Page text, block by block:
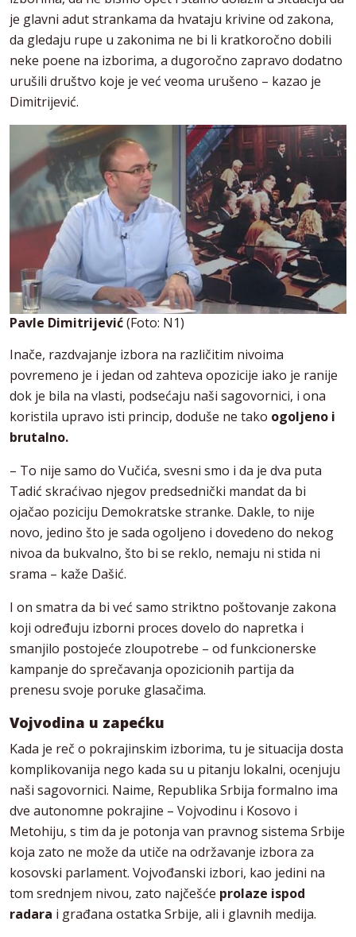
je glavni adut strankama da hvataju krivine od zakona,
da gledaju rupe u zakonima ne bi li kratkoročno dobili
neke poene na izborima, a dugoročno zapravo dodatno
urušili društvo koje je već veoma urušeno – kazao je
Dimitrijević.
Pavle Dimitrijević(Foto: N1)
Inače, razdvajanje izbora na različitim nivoima
povremeno je i jedan od zahteva opozicije iako je ranije
dok je bila na vlasti, podsećaju naši sagovornici, i ona
koristila upravo isti princip, doduše ne tako ogoljeno i
brutalno.
– To nije samo do Vučića, svesni smo i da je dva puta
Tadić skraćivao njegov predsednički mandat da bi
ojačao poziciju Demokratske stranke. Dakle, to nije
novo, jedino što je sada ogoljeno i dovedeno do nekog
nivoa da bukvalno, što bi se reklo, nemaju ni stida ni
srama – kaže Dašić.
I on smatra da bi već samo striktno poštovanje zakona
koji određuju izborni proces dovelo do napretka i
smanjilo postojeće zloupotrebe – od funkcionerske
kampanje do sprečavanja opozicionih partija da
prenesu svoje poruke glasačima.
Vojvodina u zapećku
Kada je reč o pokrajinskim izborima, tu je situacija dosta
komplikovanija nego kada su u pitanju lokalni, ocenjuju
naši sagovornici. Naime, Republika Srbija formalno ima
dve autonomne pokrajine – Vojvodinu i Kosovo i
Metohiju, s tim da je potonja van pravnog sistema Srbije
koja zato ne može da utiče na održavanje izbora za
kosovski parlament. Vojvođanski izbori, kao jedini na
tom srednjem nivou, zato najčešće prolaze ispod
radara i građana ostatka Srbije, ali i glavnih medija.